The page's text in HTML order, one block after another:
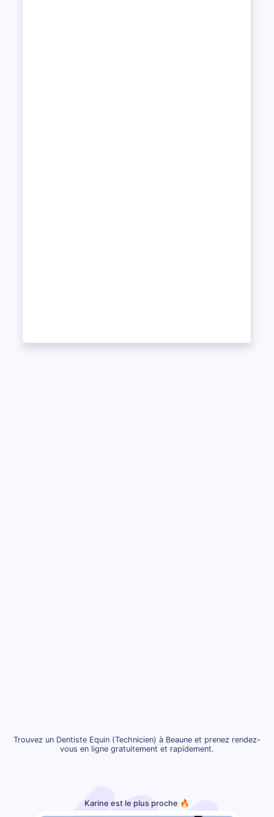
Trouvez un Dentiste Equin (Technicien) à Beaune et prenez rendez-
vous en ligne gratuitement et rapidement.
Karine est le plus proche 🔥